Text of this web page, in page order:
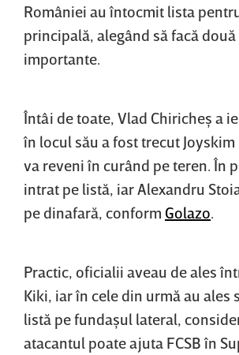
României au întocmit lista
principală, alegând să facă
importante.
Întâi de toate, Vlad Chiricheş a
în locul său a fost trecut Joyskim
va reveni în curând pe teren. În
intrat pe listă, iar Alexandru
pe dinafară, conform Golazo
Practic, oficialii aveau de ales
Kiki, iar în cele din urmă au ales
listă pe fundaşul lateral,
atacantul poate ajuta FCSB în